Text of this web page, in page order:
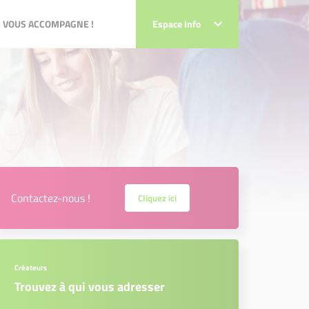
ACCOMPAGNE ! Espace Info
ACCOMPAGNE ! Espace Info
Contactez-nous ! Cliquez ici
Créateurs
Trouvez à qui vous adresser